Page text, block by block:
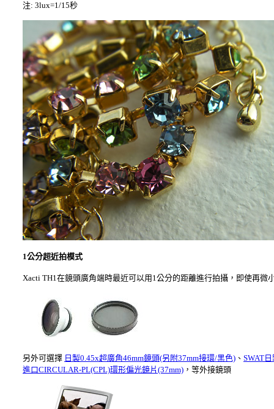
注: 3lux=1/15秒
1公分超近拍模式
Xacti TH1在鏡頭廣角端時最近可以用1公分的距離進行拍攝，即使再微
另外可選擇 日製0.45x超廣角46mm鏡頭(另附37mm接環/黑色) 、 SWAT
進口CIRCULAR-PL(CPL)環形偏光鏡片(37mm) ，等外接鏡頭